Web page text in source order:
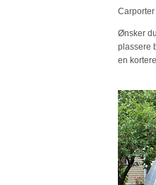
Ønsker
plassere
en